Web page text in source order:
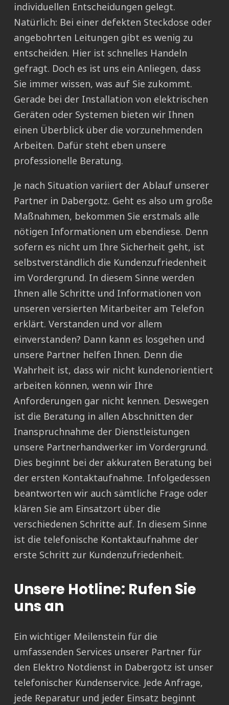
individuellen Entscheidungen gelegt.
Natürlich: Bei einer defekten Steckdose oder
angebohrten Leitungen gibt es wenig zu
entscheiden. Hier ist schnelles Handeln
gefragt. Doch es ist uns ein Anliegen, dass
Sie immer wissen, was auf Sie zukommt.
Gerade bei der Installation von elektrischen
Geräten oder Systemen bieten wir Ihnen
einen Überblick über die vorzunehmenden
Arbeiten. Dafür steht eben unsere
professionelle Beratung.
Je nach Situation variiert der Ablauf unserer
Partner in Dabergotz. Geht es also um große
Maßnahmen, bekommen Sie erstmals alle
nötigen Informationen um ebendiese. Denn
sofern es nicht um Ihre Sicherheit geht, ist
selbstverständlich die Kundenzufriedenheit
im Vordergrund. In diesem Sinne werden
Ihnen alle Schritte und Informationen von
unseren versierten Mitarbeiter am Telefon
erklärt. Verstanden und vor allem
einverstanden? Dann kann es losgehen und
unsere Partner helfen Ihnen. Denn die
Wahrheit ist, dass wir nicht kundenorientiert
arbeiten können, wenn wir Ihre
Anforderungen gar nicht kennen. Deswegen
ist die Beratung in allen Abschnitten der
Inanspruchnahme der Dienstleistungen
unsere Partnerhandwerker im Vordergrund.
Dies beginnt bei der akkuraten Beratung bei
der ersten Kontaktaufnahme. Infolgedessen
beantworten wir auch sämtliche Frage oder
klären Sie am Einsatzort über die
verschiedenen Schritte auf. In diesem Sinne
ist die telefonische Kontaktaufnahme der
erste Schritt zur Kundenzufriedenheit.
Unsere Hotline: Rufen Sie
uns an
Ein wichtiger Meilenstein für die
umfassenden Services unserer Partner für
den Elektro Notdienst in Dabergotz ist unser
telefonischer Kundenservice. Jede Anfrage,
jede Reparatur und jeder Einsatz beginnt